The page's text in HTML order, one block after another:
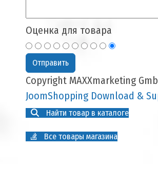
Оценка для товара
Copyright MAXXmarketing
JoomShopping Download &
Найти товар в каталоге
Все товары магазина